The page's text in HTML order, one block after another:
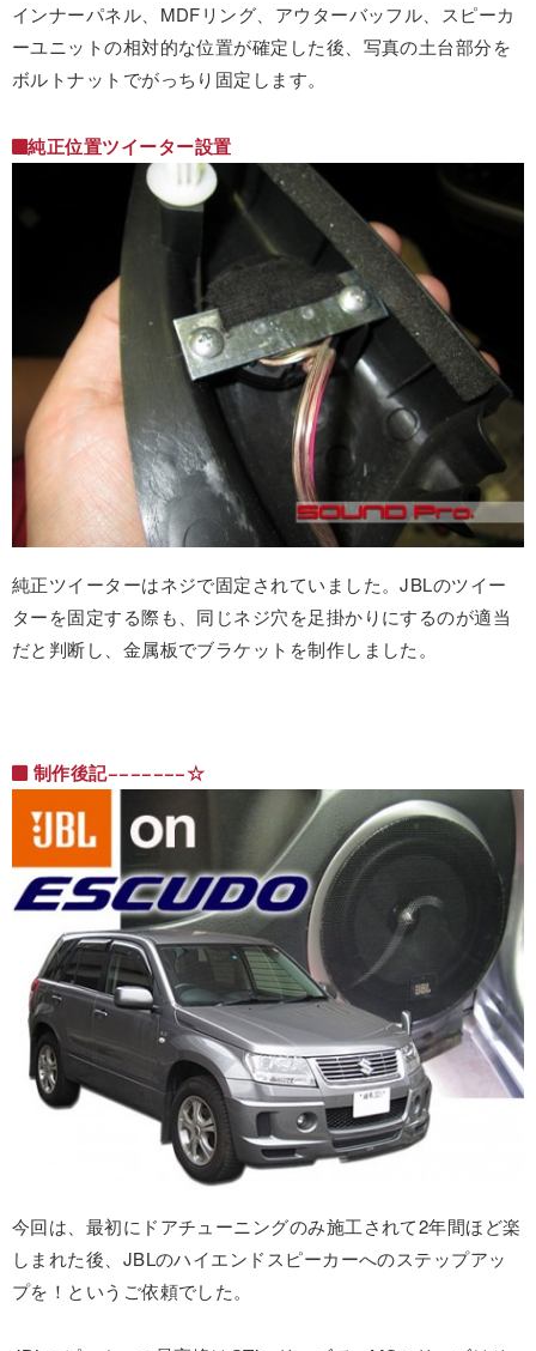
インナーパネル、MDFリング、アウターバッフル、スピーカ
ーユニットの相対的な位置が確定した後、写真の土台部分を
ボルトナットでがっちり固定します。
純正位置ツイーター設置
純正ツイーターはネジで固定されていました。JBLのツイー
ターを固定する際も、同じネジ穴を足掛かりにするのが適当
だと判断し、金属板でブラケットを制作しました。
制作後記−−−−−−−☆
今回は、最初にドアチューニングのみ施工されて2年間ほど楽
しまれた後、JBLのハイエンドスピーカーへのステップアッ
プを！というご依頼でした。